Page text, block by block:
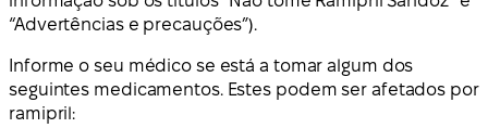
“Advertências e precauções”).
Informe o seu médico se está a tomar algum dos
seguintes medicamentos. Estes podem ser afetados por
ramipril: